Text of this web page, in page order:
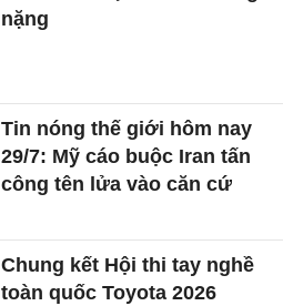
nặng
Tin nóng thế giới hôm nay
29/7: Mỹ cáo buộc Iran tấn
công tên lửa vào căn cứ
Chung kết Hội thi tay nghề
toàn quốc Toyota 2026